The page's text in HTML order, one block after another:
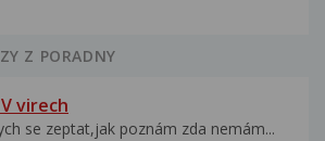
Z PORADNY
virech
se zeptat,jak poznám zda nemám...